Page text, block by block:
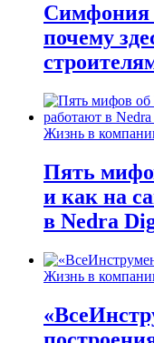
Симфония
почему
Жизнь в
Пять
и как на
в Nedra
Жизнь в